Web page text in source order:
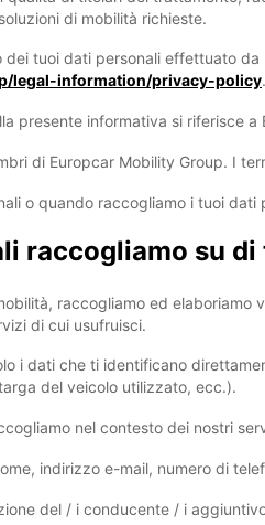
di mobilità richieste.
tuoi dati personali effettuato
legal-information/privacy-policy.
presente informativa si riferisce a
di Europcar Mobility Group. I
o quando raccogliamo i tuoi
raccogliamo su di
raccogliamo ed
di cui usufruisci.
i dati che ti identificano
del veicolo utilizzato, ecc.).
nel contesto dei nostri
indirizzo e-mail, numero di
del / i conducente / i